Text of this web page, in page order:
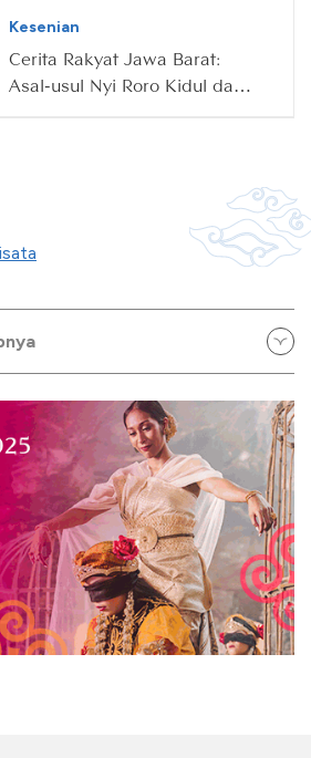
Kesenian
Cerita Rakyat Jawa Barat:
Asal-usul Nyi Roro Kidul dan